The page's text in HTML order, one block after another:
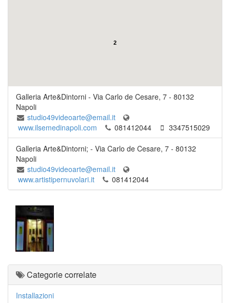
2
Galleria Arte&Dintorni - Via Carlo de Cesare, 7 - 80132
Napoli
studio49videoarte@email.it
www.ilsemedinapoli.com
081412044 3347515029
Galleria Arte&Dintorni; - Via Carlo de Cesare, 7 - 80132
Napoli
studio49videoarte@email.it
www.artistipernuvolari.it
081412044
Categorie correlate
Installazioni